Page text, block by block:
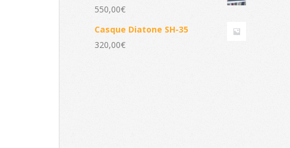
550,00€
Casque Diatone SH-35
320,00€